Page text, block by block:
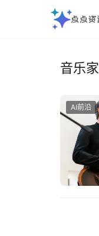
音乐家
AI前沿